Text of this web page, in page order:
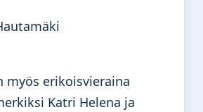
myös erikoisvieraina
Katri Helena ja